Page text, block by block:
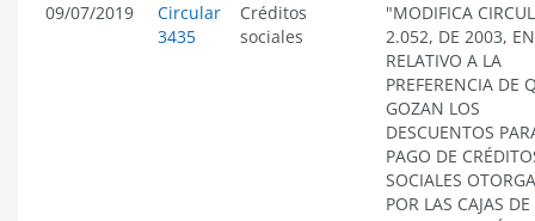
09/07/2019
Circular
3435
Créditos
sociales
"MODIFICA
2.052, DE 2003,
RELATIVO A LA
PREFERENCIA DE
GOZAN LOS
DESCUENTOS
PAGO DE
SOCIALES
POR LAS CAJAS DE